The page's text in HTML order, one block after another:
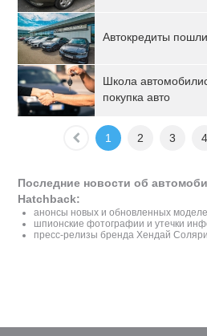
Автокредиты
Школа
покупка авто
1 2 3 4
Последние новости об
Hatchback:
анонсы новых и обновленных
шпионские фотографии и утечки
пресс-релизы бренда Хендай